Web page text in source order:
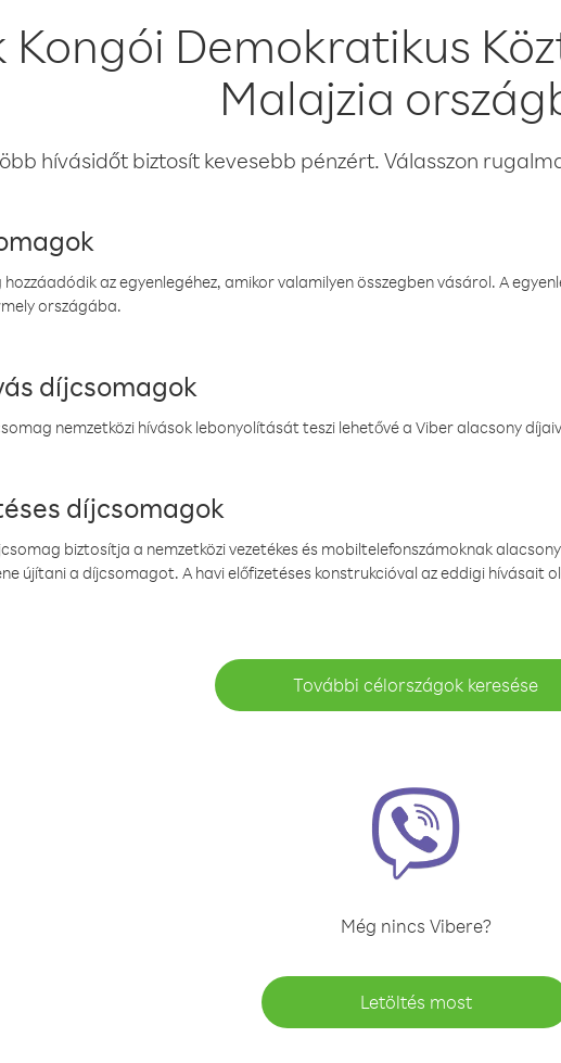
Kongói Demokratikus
Malajzia
hívásidőt biztosít kevesebb pénzért. Válasszon
hozzáadódik az egyenlegéhez, amikor valamilyen összegben vásárol. A
országába.
díjcsomagok
nemzetközi hívások lebonyolítását teszi lehetővé a Viber alacsony
díjcsomagok
biztosítja a nemzetközi vezetékes és mobiltelefonszámoknak
újítani a díjcsomagot. A havi előfizetéses konstrukcióval az eddigi hívásait
További célországok keresése
Még nincs Vibere?
Letöltés most